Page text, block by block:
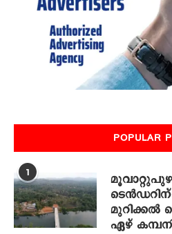
POPULAR
1
ടെൻഡറിന്
മുറിക്കൽ
ഏഴ്